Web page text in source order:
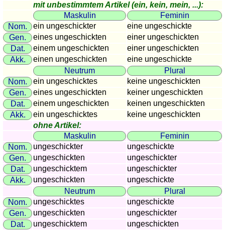
Flaggen-,
Wappen-
und
Münzenquiz
Städte-
und
Länderquiz
weitere
Spiele
Gehirntraining
Rechentrainer
Puzzle
Quiz
Suchbild
Tierquiz
mit unbestimmtem Artikel (ein, kein, mein, ...):
Maskulin
Feminin
Nom.
ein ungeschickter
eine ungeschickte
Gen.
eines ungeschickten
einer ungeschickten
Dat.
einem ungeschickten
einer ungeschickten
Akk.
einen ungeschickten
eine ungeschickte
Neutrum
Plural
Nom.
ein ungeschicktes
keine ungeschickten
Gen.
eines ungeschickten
keiner ungeschickten
Dat.
einem ungeschickten
keinen ungeschickten
Akk.
ein ungeschicktes
keine ungeschickten
ohne Artikel:
Maskulin
Feminin
Nom.
ungeschickter
ungeschickte
Gen.
ungeschickten
ungeschickter
Dat.
ungeschicktem
ungeschickter
Akk.
ungeschickten
ungeschickte
Neutrum
Plural
Nom.
ungeschicktes
ungeschickte
Gen.
ungeschickten
ungeschickter
Dat.
ungeschicktem
ungeschickten